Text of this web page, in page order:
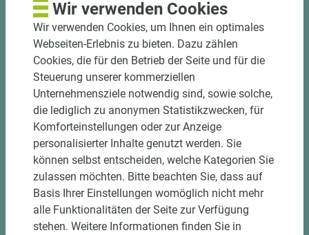
James Hardie Fassadenverkleidung
Hardie® Plank JH20-10 Cashmere
stumpf Holzstruktur
Länge (mm)
3.600
Breite (mm)
180
Stärke (mm)
8
Wir verwenden Cookies
Wir verwenden Cookies, um Ihnen ein optimales
Webseiten-Erlebnis zu bieten. Dazu zählen
Cookies, die für den Betrieb der Seite und für die
Steuerung unserer kommerziellen
Unternehmensziele notwendig sind, sowie solche,
die lediglich zu anonymen Statistikzwecken, für
Komforteinstellungen oder zur Anzeige
personalisierter Inhalte genutzt werden. Sie
können selbst entscheiden, welche Kategorien Sie
zulassen möchten. Bitte beachten Sie, dass auf
Basis Ihrer Einstellungen womöglich nicht mehr
alle Funktionalitäten der Seite zur Verfügung
stehen. Weitere Informationen finden Sie in